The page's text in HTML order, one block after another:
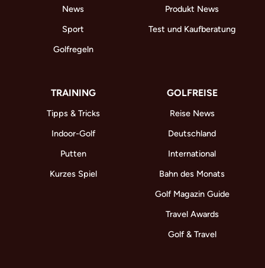
News
Sport
Golfregeln
Produkt News
Test und Kaufberatung
TRAINING
Tipps & Tricks
Indoor-Golf
Putten
Kurzes Spiel
GOLFREISE
Reise News
Deutschland
International
Bahn des Monats
Golf Magazin Guide
Travel Awards
Golf & Travel